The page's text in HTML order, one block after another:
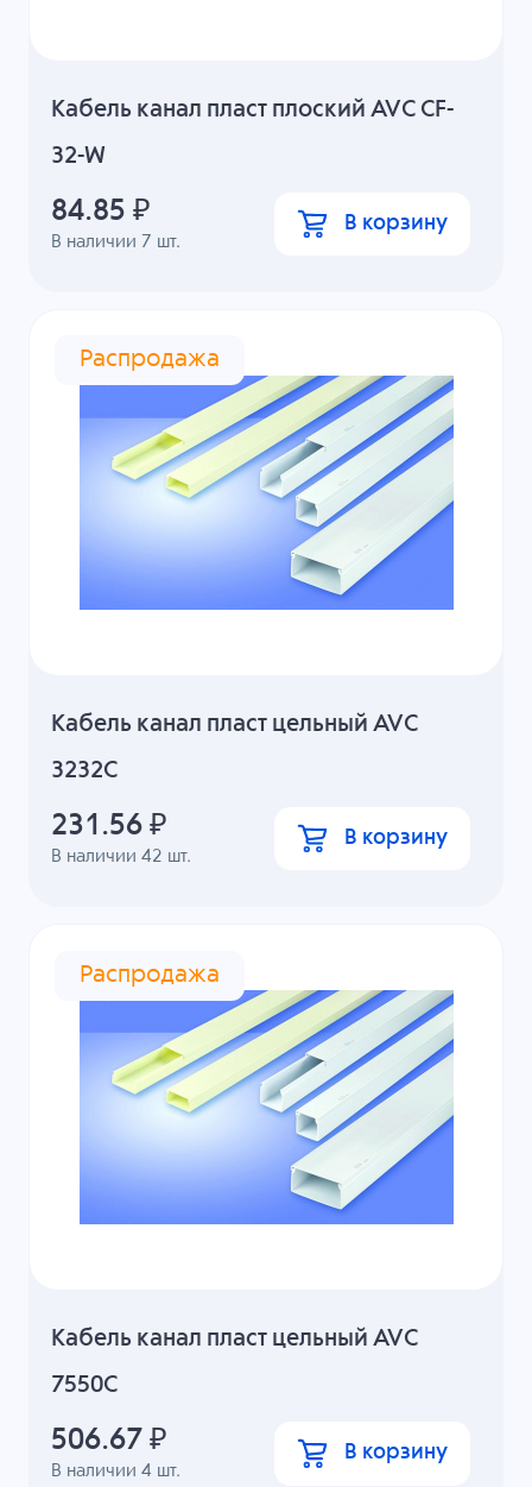
Кабель канал пласт плоский AVC CF-
32-W
В наличии 7 шт.
84.85 ₽ В корзину
Распродажа
Кабель канал пласт цельный AVC
3232C
В наличии42 шт.
231.56 ₽ В корзину
Распродажа
Кабель канал пласт цельный AVC
7550C
В наличии4 шт.
506.67 ₽ В корзину